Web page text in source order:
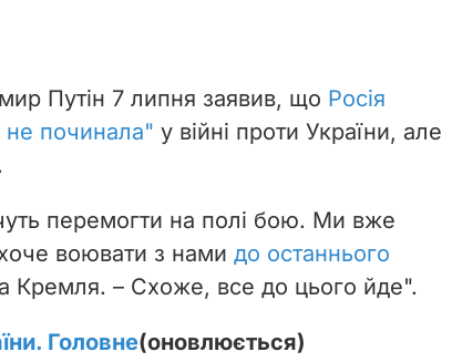
Путін 7 липня заявив, що Росія
не починала" у війні проти України, але
перемогти на полі бою. Ми вже
воювати з нами до останнього
Кремля. – Схоже, все до цього йде".
Головне(оновлюється)